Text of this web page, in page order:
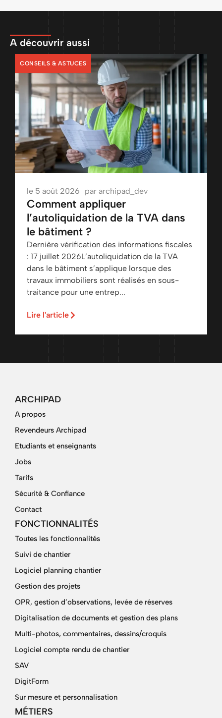
A découvrir aussi
CONSEILS & ASTUCES
le 5 août 2026 par archipad_dev
Comment appliquer
l’autoliquidation de la TVA dans
le bâtiment ?
Dernière vérification des informations fiscales
: 17 juillet 2026L’autoliquidation de la TVA
dans le bâtiment s’applique lorsque des
travaux immobiliers sont réalisés en sous-
traitance pour une entrep...
Lire l'article
ARCHIPAD
A propos
Revendeurs Archipad
Etudiants et enseignants
Jobs
Tarifs
Sécurité & Confiance
Contact
FONCTIONNALITÉS
Toutes les fonctionnalités
Suivi de chantier
Logiciel planning chantier
Gestion des projets
OPR, gestion d’observations, levée de réserves
Digitalisation de documents et gestion des plans
Multi-photos, commentaires, dessins/croquis
Logiciel compte rendu de chantier
SAV
DigitForm
Sur mesure et personnalisation
MÉTIERS